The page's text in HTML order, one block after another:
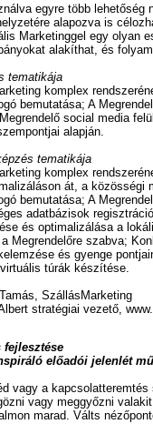
egyre több
alapozva is
Marketinggel egy olyan
alakíthat, és
tematikája
komplex
bemutatása; A
social media
alapján.
tematikája
komplex
át, a közösségi
bemutatása; A
adatbázisok
és optimalizálása a
Megrendelőre szabva;
és gyenge
túrák készítése.
SzállásMarketing
vezető,
előadói jelenlét
vagy a
vagy meggyőzni
marad. Válts